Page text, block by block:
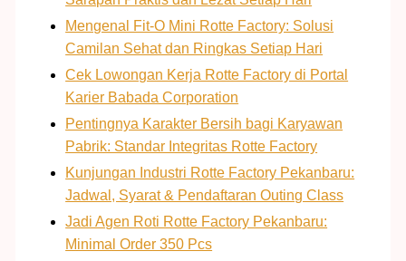
Mengenal Fit-O Mini Rotte Factory: Solusi
Camilan Sehat dan Ringkas Setiap Hari
Cek Lowongan Kerja Rotte Factory di Portal
Karier Babada Corporation
Pentingnya Karakter Bersih bagi Karyawan
Pabrik: Standar Integritas Rotte Factory
Kunjungan Industri Rotte Factory Pekanbaru:
Jadwal, Syarat & Pendaftaran Outing Class
Jadi Agen Roti Rotte Factory Pekanbaru:
Minimal Order 350 Pcs